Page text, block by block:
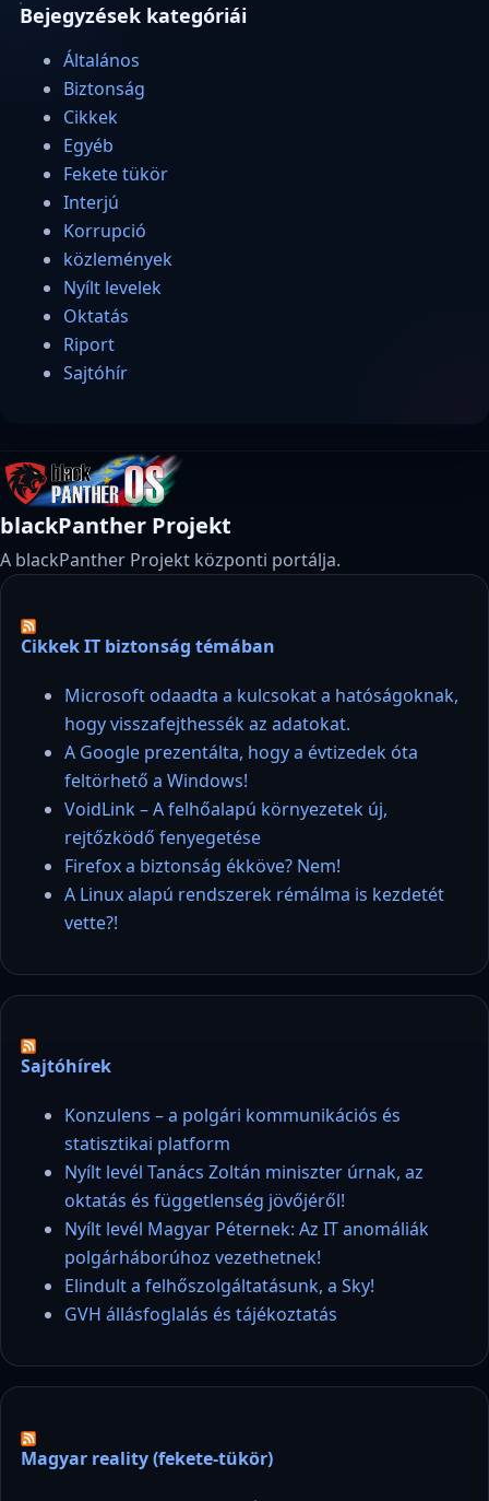
Bejegyzések kategóriái
Általános
Biztonság
Cikkek
Egyéb
Fekete tükör
Interjú
Korrupció
közlemények
Nyílt levelek
Oktatás
Riport
Sajtóhír
blackPanther Projekt
A blackPanther Projekt központi portálja.
Cikkek IT biztonság témában
Microsoft odaadta a kulcsokat a hatóságoknak,
hogy visszafejthessék az adatokat.
A Google prezentálta, hogy a évtizedek óta
feltörhető a Windows!
VoidLink – A felhőalapú környezetek új,
rejtőzködő fenyegetése
Firefox a biztonság ékköve? Nem!
A Linux alapú rendszerek rémálma is kezdetét
vette?!
Sajtóhírek
Konzulens – a polgári kommunikációs és
statisztikai platform
Nyílt levél Tanács Zoltán miniszter úrnak, az
oktatás és függetlenség jövőjéről!
Nyílt levél Magyar Péternek: Az IT anomáliák
polgárháborúhoz vezethetnek!
Elindult a felhőszolgáltatásunk, a Sky!
GVH állásfoglalás és tájékoztatás
Magyar reality (fekete-tükör)